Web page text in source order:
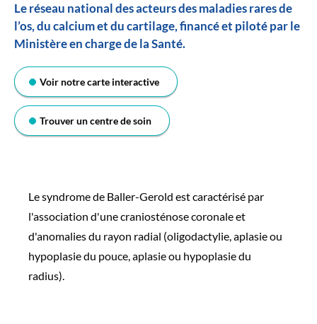
Le réseau national des acteurs des maladies rares de
l’os, du calcium et du cartilage, financé et piloté par le
Ministère en charge de la Santé.
Voir notre carte interactive
Trouver un centre de soin
Le syndrome de Baller-Gerold est caractérisé par
l'association d'une craniosténose coronale et
d'anomalies du rayon radial (oligodactylie, aplasie ou
hypoplasie du pouce, aplasie ou hypoplasie du
radius).